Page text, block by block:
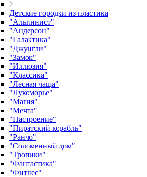
Детские городки из пластика
"Альпинист"
"Андерсон"
"Галактика"
"Джунгли"
"Замок"
"Иллюзия"
"Классика"
"Лесная чаща"
"Лукоморье"
"Магия"
"Мечта"
"Настроение"
"Пиратский корабль"
"Ранчо"
"Соломенный дом"
"Тропики"
"Фантастика"
"Фитнес"